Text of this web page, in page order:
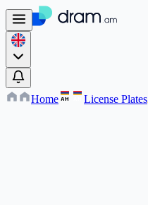
Home AM License Plates